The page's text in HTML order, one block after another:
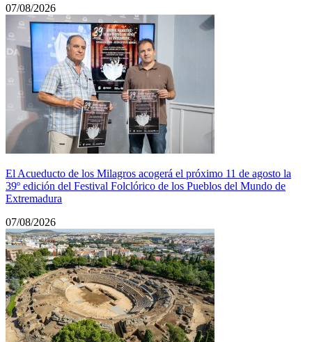
07/08/2026
El Acueducto de los Milagros acogerá el próximo 11 de agosto la
39º edición del Festival Folclórico de los Pueblos del Mundo de
Extremadura
07/08/2026